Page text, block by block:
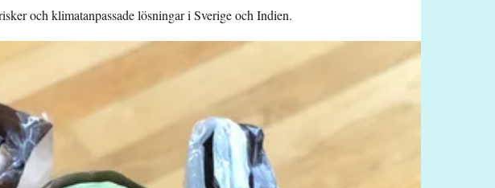
och klimatanpassade lösningar i Sverige och Indien.